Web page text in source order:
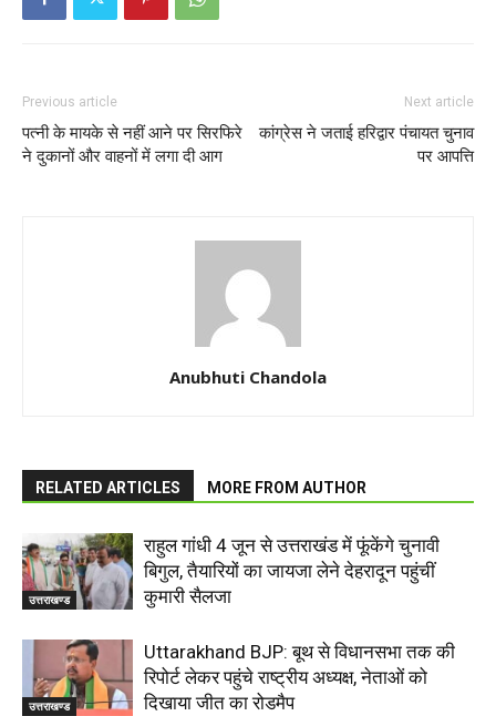
Previous article
पत्नी के मायके से नहीं आने पर सिरफिरे
ने दुकानों और वाहनों में लगा दी आग
Next article
कांग्रेस ने जताई हरिद्वार पंचायत चुनाव
पर आपत्ति
Anubhuti Chandola
RELATED ARTICLES MORE FROM AUTHOR
उत्तराखण्ड
राहुल गांधी 4 जून से उत्तराखंड में फूंकेंगे चुनावी
बिगुल, तैयारियों का जायजा लेने देहरादून पहुंचीं
कुमारी सैलजा
उत्तराखण्ड
Uttarakhand BJP: बूथ से विधानसभा तक की
रिपोर्ट लेकर पहुंचे राष्ट्रीय अध्यक्ष, नेताओं को
दिखाया जीत का रोडमैप